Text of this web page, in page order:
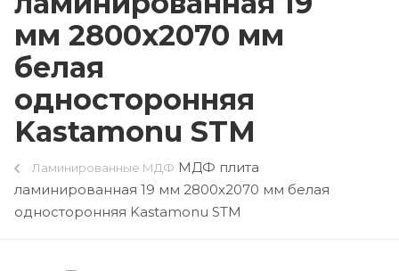
мм 2800х2070 мм
белая
односторонняя
Kastamonu STM
Ламинированные МДФ МДФ плита
ламинированная 19 мм 2800х2070 мм белая
односторонняя Kastamonu STM